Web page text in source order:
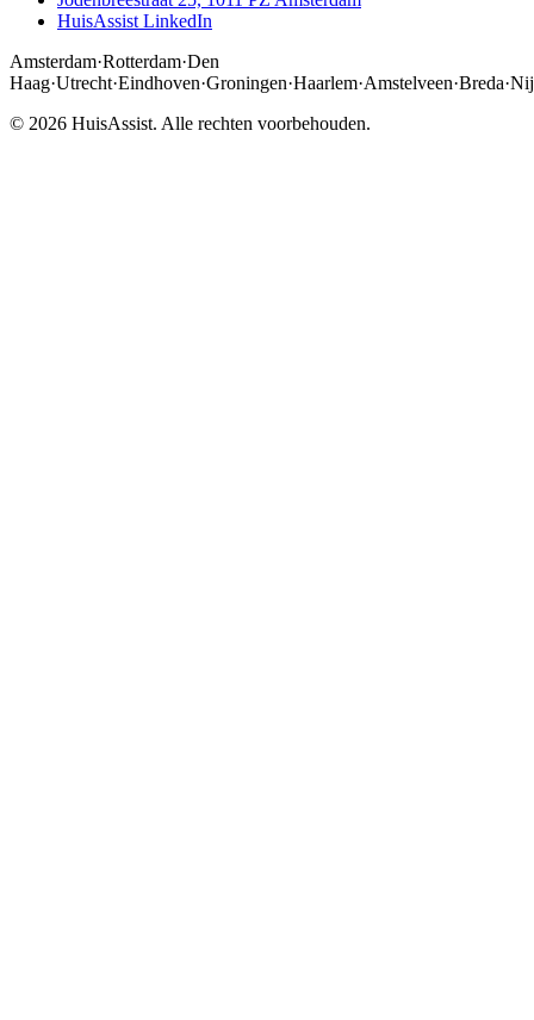
HuisAssist LinkedIn
Amsterdam·Rotterdam·Den
Haag·Utrecht·Eindhoven·Groningen·Haarlem·Amstelveen·Breda·
© 2026 HuisAssist. Alle rechten voorbehouden.